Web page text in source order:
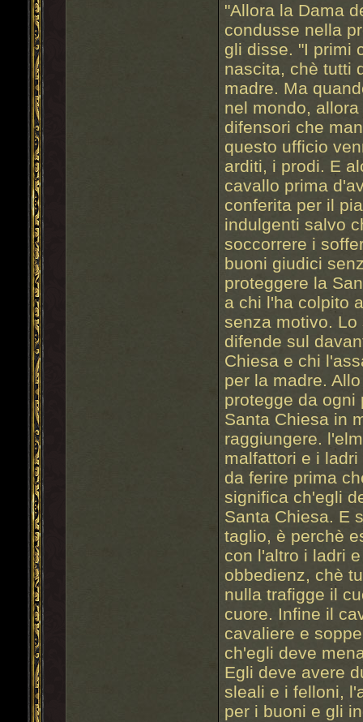
"Allora la Dama
condusse nella
gli disse. "I primi
nascita, chè tutti
madre. Ma
nel mondo,
difensori che
questo ufficio
arditi, i prodi. E
cavallo prima
conferita per il
indulgenti salvo
soccorrere i
buoni giudici
proteggere la
a chi l'ha colpito
senza motivo.
difende sul
Chiesa e chi
per la madre.
protegge da ogni
Santa Chiesa in
raggiungere.
malfattori e i
da ferire prima
significa ch'egli
Santa Chiesa. E
taglio, è perchè
con l'altro i ladri
obbedienz, chè
nulla trafigge il
cuore. Infine il
cavaliere e
ch'egli deve
Egli deve avere
sleali e i felloni,
per i buoni e gli